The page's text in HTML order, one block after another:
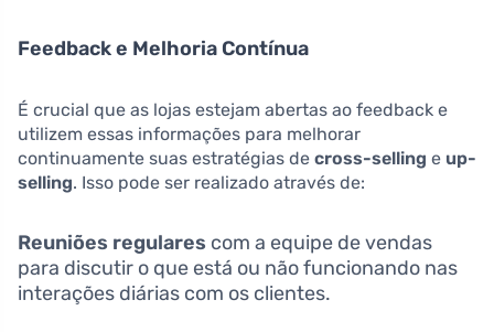
Feedback e Melhoria Contínua
É crucial que as lojas estejam abertas ao feedback e
utilizem essas informações para melhorar
continuamente suas estratégias de cross-selling e up-
selling. Isso pode ser realizado através de:
Reuniões regulares com a equipe de vendas
para discutir o que está ou não funcionando nas
interações diárias com os clientes.